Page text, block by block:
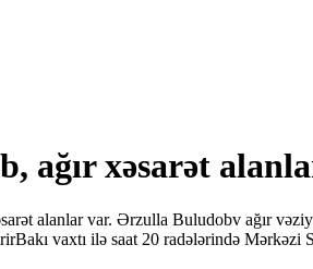
ağır xəsarət
alanlar var. Ərzulla Buludobv ağır
vaxtı ilə saat 20 radələrində